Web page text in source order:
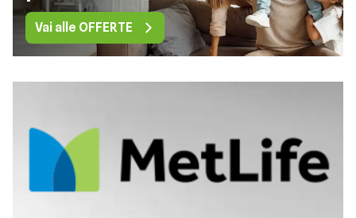
Vai alle OFFERTE